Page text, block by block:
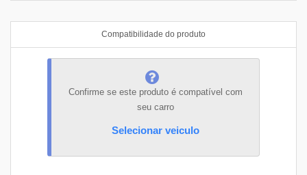
Compatibilidade do produto
Confirme se este produto é compatível com
seu carro
Selecionar veiculo